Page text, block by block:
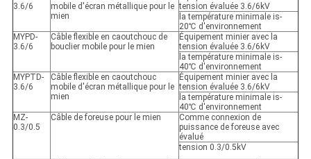
3.6/6
mobile d'écran métallique pour le
mien
tension évaluée 3.6/6kV
la température minimale is-
20℃ d'environnement
MYPD-
3.6/6
Câble flexible en caoutchouc de
bouclier mobile pour le mien
Équipement minier avec la
tension évaluée 3.6/6kV
la température minimale is-
40℃ d'environnement
MYPTD-
3.6/6
Câble flexible en caoutchouc
mobile d'écran métallique pour le
mien
Équipement minier avec la
tension évaluée 3.6/6kV
la température minimale is-
40℃ d'environnement
MZ-
0.3/0.5
Câble de foreuse pour le mien
Comme connexion de
puissance de foreuse avec
évalué
tension 0.3/0.5kV